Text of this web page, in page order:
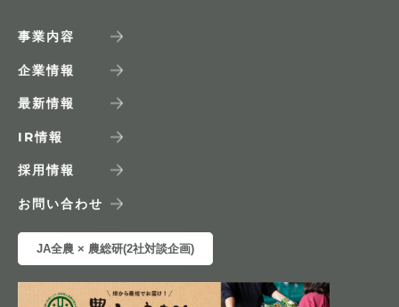
事業内容
企業情報
最新情報
IR情報
採用情報
お問い合わせ
JA全農 × 農総研(2社対談企画)